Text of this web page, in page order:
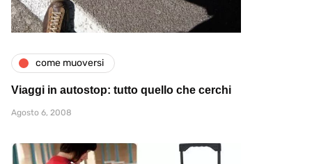
come muoversi
Viaggi in autostop: tutto quello che cerchi
Agosto 6, 2008